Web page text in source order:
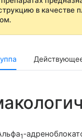
в
1-